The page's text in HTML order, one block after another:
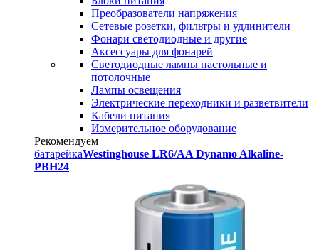
Преобразователи напряжения
Сетевые розетки, фильтры и удлинители
Фонари светодиодные и другие
Аксессуары для фонарей
Светодиодные лампы настольные и
потолочные
Лампы освещения
Электрические переходники и разветвители
Кабели питания
Измерительное оборудование
Рекомендуем
батарейкаWestinghouse LR6/AA Dynamo Alkaline-
PBH24